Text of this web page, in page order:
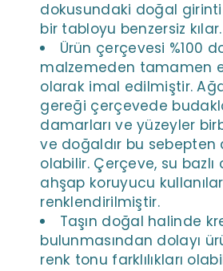
dokusundaki doğal girinti
bir tabloyu benzersiz kılar.
Ürün çerçevesi %100
malzemeden tamamen
olarak imal edilmiştir.
gereği çerçevede
damarları ve yüzeyler
ve doğaldır bu sebepten
olabilir. Çerçeve, su bazlı
ahşap koruyucu
renklendirilmiştir.
Taşın doğal halinde
bulunmasından dolayı
renk tonu farklılıkları